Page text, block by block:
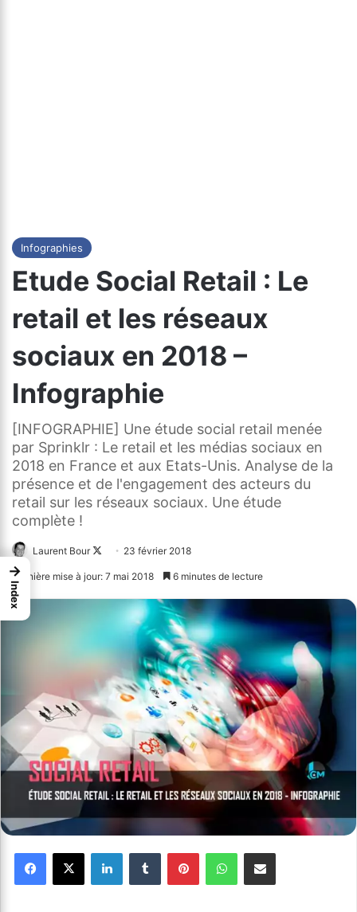
Infographies
Etude Social Retail : Le
retail et les réseaux
sociaux en 2018 –
Infographie
[INFOGRAPHIE] Une étude social retail menée
par Sprinklr : Le retail et les médias sociaux en
2018 en France et aux Etats-Unis. Analyse de la
présence et de l'engagement des acteurs du
retail sur les réseaux sociaux. Une étude
complète !
Laurent Bour
Follow23 février 2018
Dernière mise à jour: 7 mai 2018 6 minutes de lecture
→
Index